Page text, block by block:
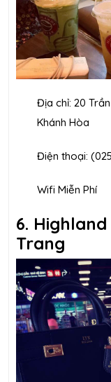
Địa chỉ: 20
Khánh Hòa
Điện thoại:
Wifi Miễn Phí
6.
Trang